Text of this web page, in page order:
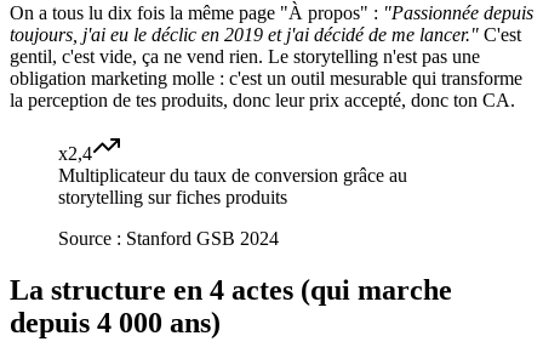
On a tous lu dix fois la même page "À propos" : "Passionnée depuis
toujours, j'ai eu le déclic en 2019 et j'ai décidé de me lancer." C'est
gentil, c'est vide, ça ne vend rien. Le storytelling n'est pas une
obligation marketing molle : c'est un outil mesurable qui transforme
la perception de tes produits, donc leur prix accepté, donc ton CA.
x2,4
Multiplicateur du taux de conversion grâce au
storytelling sur fiches produits
Source : Stanford GSB 2024
La structure en 4 actes (qui marche
depuis 4 000 ans)